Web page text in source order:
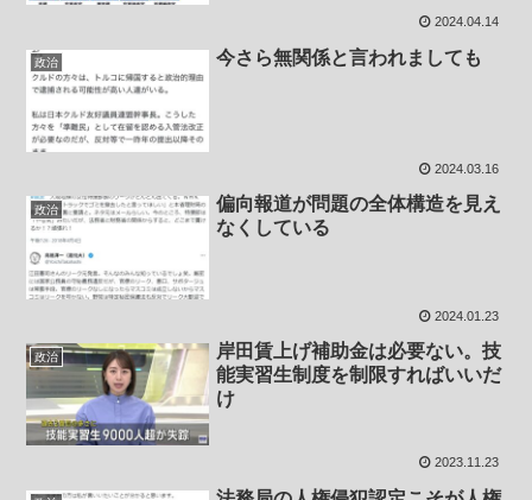
2024.04.14
政治 今さら無関係と言われましても
2024.03.16
政治
偏向報道が問題の全体構造を見え
なくしている
2024.01.23
政治
岸田賃上げ補助金は必要ない。技
能実習生制度を制限すればいいだ
け
2023.11.23